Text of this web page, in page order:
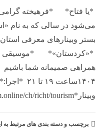
*یا فتاح* *فرهیخته
می‌شود در سالی که به نام
بستر وبینارهای معرفی
*«کردستان»* *موسیقی
وبینار*https://www.skyroom.online/ch/richt/tourism (لطفا…
برچسب و دسته بندی های مرتبط به